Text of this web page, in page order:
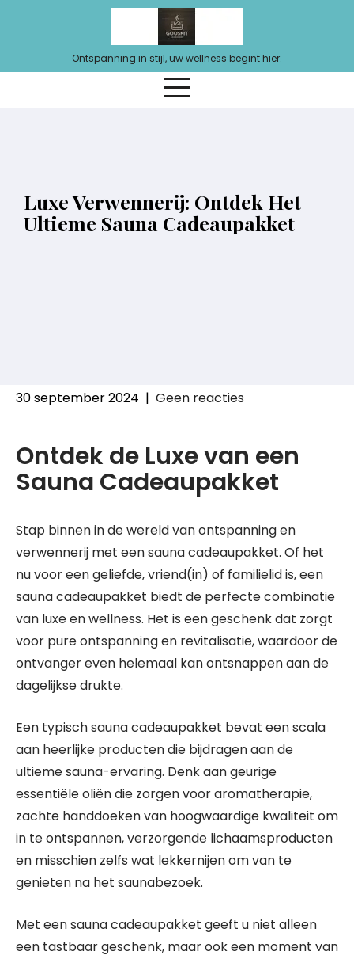
Ontspanning in stijl, uw wellness begint hier.
Luxe Verwennerij: Ontdek Het
Ultieme Sauna Cadeaupakket
30 september 2024 | Geen reacties
Ontdek de Luxe van een
Sauna Cadeaupakket
Stap binnen in de wereld van ontspanning en
verwennerij met een sauna cadeaupakket. Of het
nu voor een geliefde, vriend(in) of familielid is, een
sauna cadeaupakket biedt de perfecte combinatie
van luxe en wellness. Het is een geschenk dat zorgt
voor pure ontspanning en revitalisatie, waardoor de
ontvanger even helemaal kan ontsnappen aan de
dagelijkse drukte.
Een typisch sauna cadeaupakket bevat een scala
aan heerlijke producten die bijdragen aan de
ultieme sauna-ervaring. Denk aan geurige
essentiële oliën die zorgen voor aromatherapie,
zachte handdoeken van hoogwaardige kwaliteit om
in te ontspannen, verzorgende lichaamsproducten
en misschien zelfs wat lekkernijen om van te
genieten na het saunabezoek.
Met een sauna cadeaupakket geeft u niet alleen
een tastbaar geschenk, maar ook een moment van